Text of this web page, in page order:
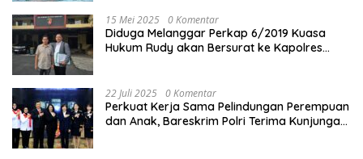
15 Mei 2025 0 Komentar
Diduga Melanggar Perkap 6/2019 Kuasa
Hukum Rudy akan Bersurat ke Kapolres
22 Juli 2025 0 Komentar
Perkuat Kerja Sama Pelindungan Perempuan
dan Anak, Bareskrim Polri Terima Kunjungan